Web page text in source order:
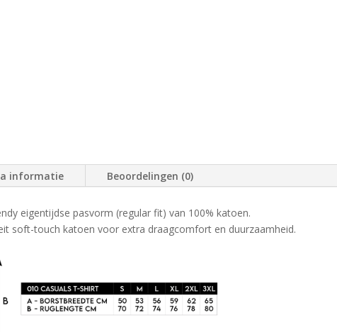
informatie Beoordelingen (0)
eigentijdse pasvorm (regular fit) van 100% katoen.
soft-touch katoen voor extra draagcomfort en duurzaamheid.